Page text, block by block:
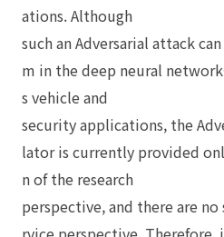
ations. Although
such an Adversarial attack
m in the deep neural
s vehicle and
security applications, the
lator is currently provided
n of the research
perspective, and there are